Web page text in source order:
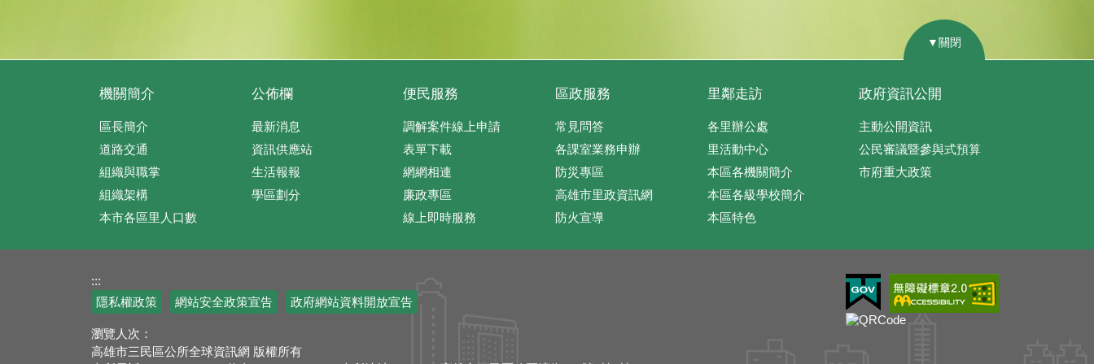
▼關閉
機關簡介
區長簡介
道路交通
組織與職掌
組織架構
本市各區里人口數
公佈欄
最新消息
資訊供應站
生活報報
學區劃分
便民服務
調解案件線上申請
表單下載
網網相連
廉政專區
線上即時服務
區政服務
常見問答
各課室業務申辦
防災專區
高雄市里政資訊網
防火宣導
里鄰走訪
各里辦公處
里活動中心
本區各機關簡介
本區各級學校簡介
本區特色
政府資訊公開
主動公開資訊
公民審議暨參與式預算
市府重大政策
:::
隱私權政策
網站安全政策宣告 政府網站資料開放宣告
瀏覽人次：
高雄市三民區公所全球資訊網 版權所有